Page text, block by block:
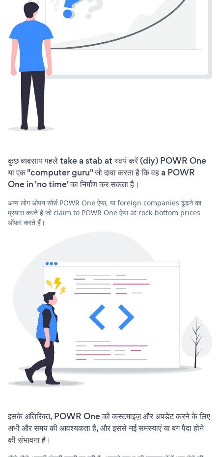
कुछ व्यवसाय पहले take a stab at स्वयं करें (diy) POWR One
या एक "computer guru" जो दावा करता है कि वह a POWR
One in 'no time' का निर्माण कर सकता है।
अन्य लोग ओपन सोर्स POWR One ऐप्स, या foreign companies ढूंढने का
प्रयास करते हैं जो claim to POWR One ऐप्स at rock-bottom prices
ऑफ़र करते हैं।
इसके अतिरिक्त, POWR One को कस्टमाइज़ और अपडेट करने के लिए
अभी और समय की आवश्यकता है, और इससे नई समस्याएं या बग पैदा होने
की संभावना है।